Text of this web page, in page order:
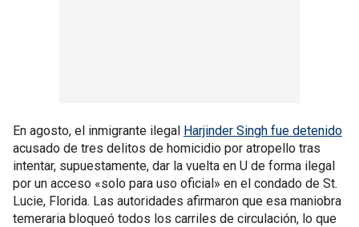
En agosto, el inmigrante ilegal Harjinder Singh fue detenido
acusado de tres delitos de homicidio por atropello tras
intentar, supuestamente, dar la vuelta en U de forma ilegal
por un acceso «solo para uso oficial» en el condado de St.
Lucie, Florida. Las autoridades afirmaron que esa maniobra
temeraria bloqueó todos los carriles de circulación, lo que